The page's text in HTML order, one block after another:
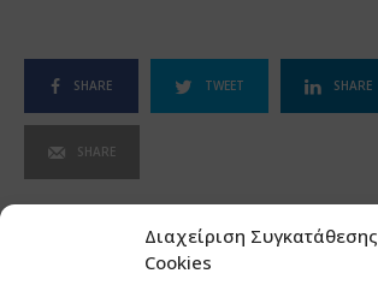
Διαχείριση Συγκατάθεσης
Cookies
SHARE TWEET SHARE
SHARE
ΣΧΕΤΙΚΑ ΑΡΘΡΑ